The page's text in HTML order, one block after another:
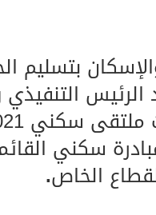
بتسليم
الرئيس
سكني
الخاص.